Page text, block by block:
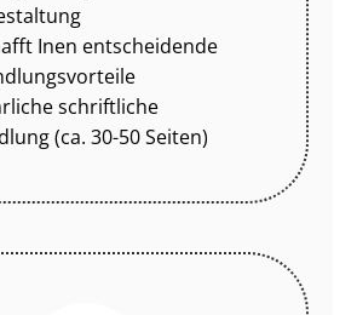
Inen entscheidende
schriftliche
(ca. 30-50 Seiten)